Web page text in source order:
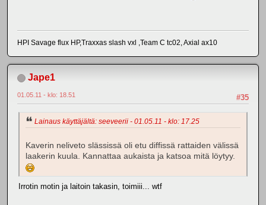
HPI Savage flux HP,Traxxas slash vxl ,Team C tc02, Axial ax10
Jape1
#35
01.05.11 - klo: 18.51
Lainaus käyttäjältä: seeveerii - 01.05.11 - klo: 17.25
Kaverin neliveto slässissä oli etu diffissä rattaiden välissä
laakerin kuula. Kannattaa aukaista ja katsoa mitä löytyy.
Irrotin motin ja laitoin takasin, toimiii... wtf